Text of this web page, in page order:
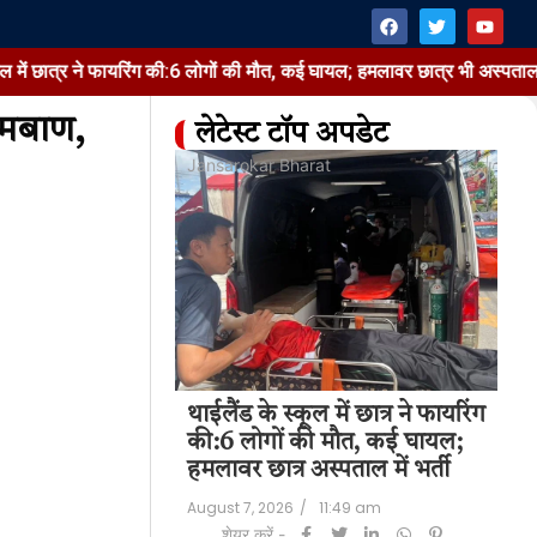
की:6 लोगों की मौत, कई घायल; हमलावर छात्र भी अस्पताल में भर्ती
लेटेस्ट टॉप अपडेट
Jansarokar Bharat
थाईलैंड के स्कूल में छात्र ने फायरिंग
की:6 लोगों की मौत, कई घायल;
हमलावर छात्र अस्पताल में भर्ती
August 7, 2026 /
11:49 am